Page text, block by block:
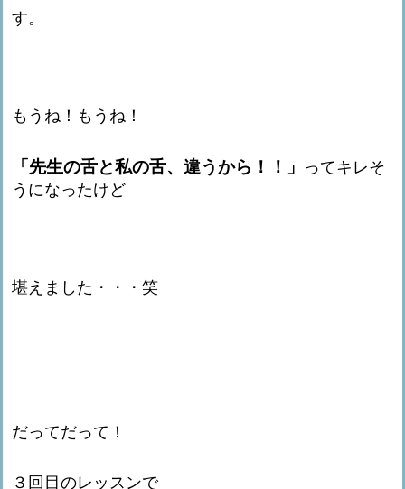
す。
もうね！もうね！
「先生の舌と私の舌、違うから！！」 ってキレそ
うになったけど
堪えました・・・笑
だってだって！
３回目のレッスンで